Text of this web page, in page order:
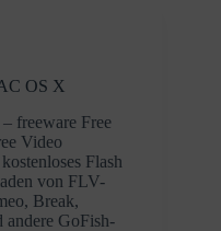
OS X
freeware Free
Video
Flash
von FLV-
Break,
andere GoFish-